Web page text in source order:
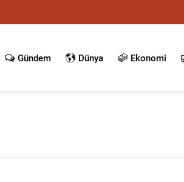
Gündem Dünya Ekonomi